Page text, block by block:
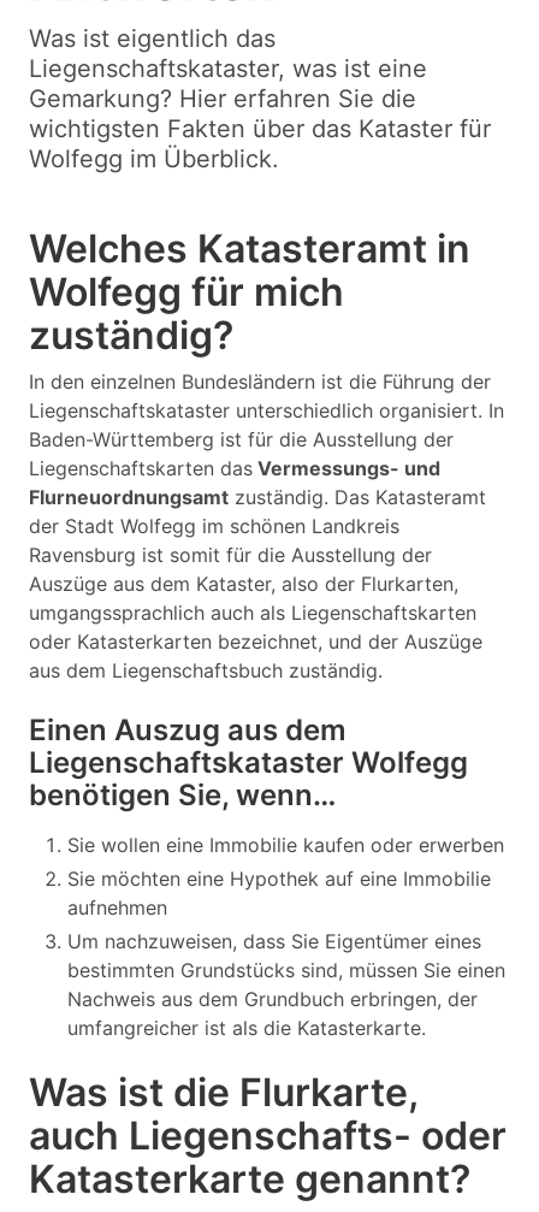
Was ist eigentlich das
Liegenschaftskataster, was ist eine
Gemarkung? Hier erfahren Sie die
wichtigsten Fakten über das Kataster für
Wolfegg im Überblick.
Welches Katasteramt in
Wolfegg für mich
zuständig?
In den einzelnen Bundesländern ist die Führung der
Liegenschaftskataster unterschiedlich organisiert. In
Baden-Württemberg ist für die Ausstellung der
Liegenschaftskarten das Vermessungs- und
Flurneuordnungsamt zuständig. Das Katasteramt
der Stadt Wolfegg im schönen Landkreis
Ravensburg ist somit für die Ausstellung der
Auszüge aus dem Kataster, also der Flurkarten,
umgangssprachlich auch als Liegenschaftskarten
oder Katasterkarten bezeichnet, und der Auszüge
aus dem Liegenschaftsbuch zuständig.
Einen Auszug aus dem
Liegenschaftskataster Wolfegg
benötigen Sie, wenn…
Sie wollen eine Immobilie kaufen oder erwerben
Sie möchten eine Hypothek auf eine Immobilie
aufnehmen
Um nachzuweisen, dass Sie Eigentümer eines
bestimmten Grundstücks sind, müssen Sie einen
Nachweis aus dem Grundbuch erbringen, der
umfangreicher ist als die Katasterkarte.
Was ist die Flurkarte,
auch Liegenschafts- oder
Katasterkarte genannt?